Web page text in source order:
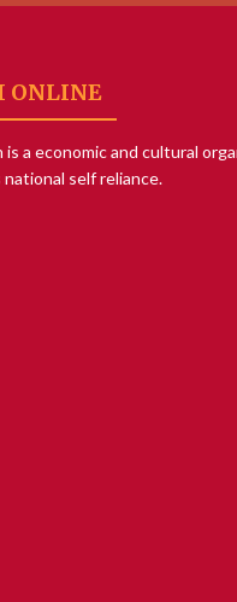
ONLINE
is a economic and cultural
self reliance.